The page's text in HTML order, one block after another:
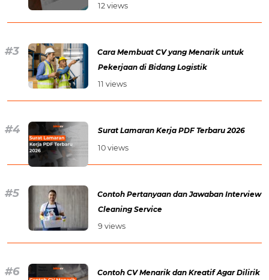
12 views
Cara Membuat CV yang Menarik untuk
Pekerjaan di Bidang Logistik
11 views
Surat Lamaran Kerja PDF Terbaru 2026
10 views
Contoh Pertanyaan dan Jawaban Interview
Cleaning Service
9 views
Contoh CV Menarik dan Kreatif Agar Dilirik